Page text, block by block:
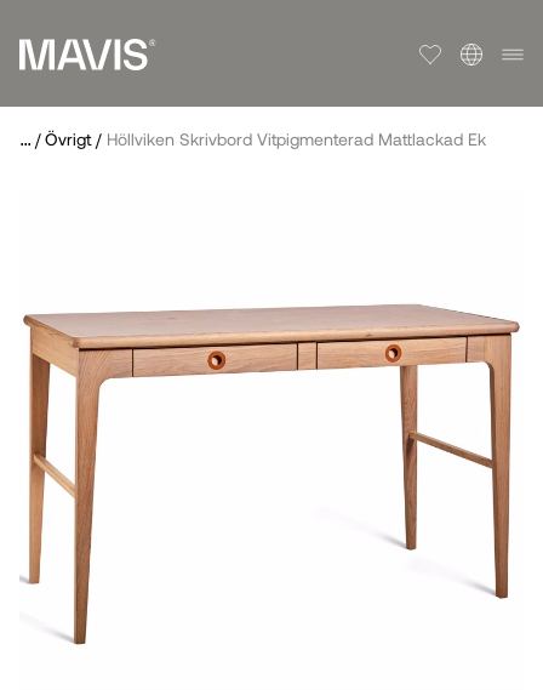
... / Övrigt / Höllviken Skrivbord Vitpigmenterad Mattlackad Ek